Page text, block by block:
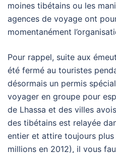
moines tibétains ou les
agences de voyage ont
momentanément
Pour rappel, suite aux
été fermé au touristes
désormais un permis
voyager en groupe pour
de Lhassa et des villes
des tibétains est relayée
entier et attire toujours
millions en 2012), il vous